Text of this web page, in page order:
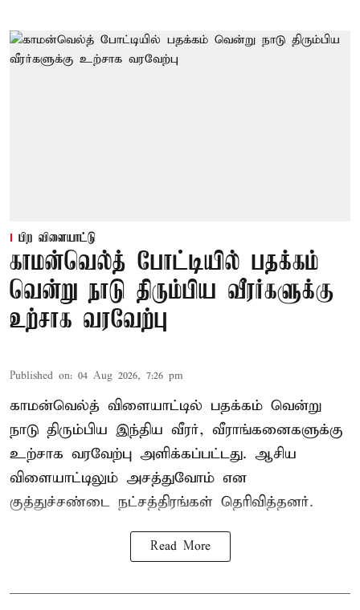
பிற விளையாட்டு
காமன்வெல்த் போட்டியில் பதக்கம்
வென்று நாடு திரும்பிய வீரர்களுக்கு
உற்சாக வரவேற்பு
Published on: 04 Aug 2026, 7:26 pm
காமன்வெல்த் விளையாட்டில் பதக்கம் வென்று
நாடு திரும்பிய இந்திய வீரர், வீராங்கனைகளுக்கு
உற்சாக வரவேற்பு அளிக்கப்பட்டது. ஆசிய
விளையாட்டிலும் அசத்துவோம் என
குத்துச்சண்டை நட்சத்திரங்கள் தெரிவித்தனர்.
Read More